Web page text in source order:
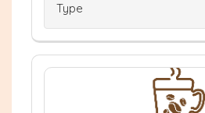
Type